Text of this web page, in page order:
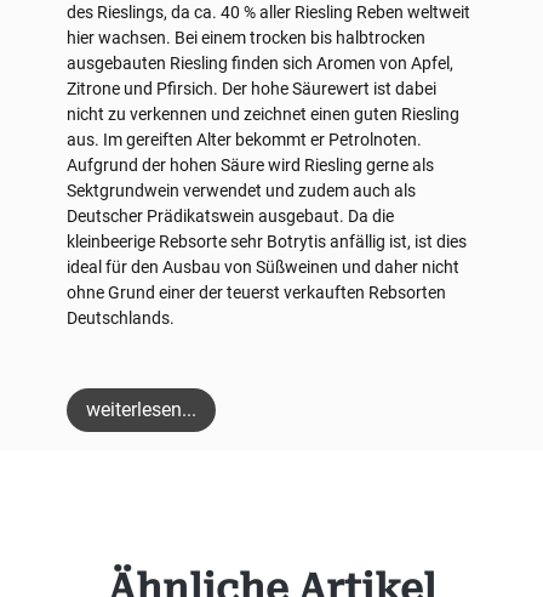
Produktgalerie überspringen
des Rieslings, da ca. 40 % aller Riesling Reben weltweit
hier wachsen. Bei einem trocken bis halbtrocken
ausgebauten Riesling finden sich Aromen von Apfel,
Zitrone und Pfirsich. Der hohe Säurewert ist dabei
nicht zu verkennen und zeichnet einen guten Riesling
aus. Im gereiften Alter bekommt er Petrolnoten.
Aufgrund der hohen Säure wird Riesling gerne als
Sektgrundwein verwendet und zudem auch als
Deutscher Prädikatswein ausgebaut. Da die
kleinbeerige Rebsorte sehr Botrytis anfällig ist, ist dies
ideal für den Ausbau von Süßweinen und daher nicht
ohne Grund einer der teuerst verkauften Rebsorten
Deutschlands.
weiterlesen...